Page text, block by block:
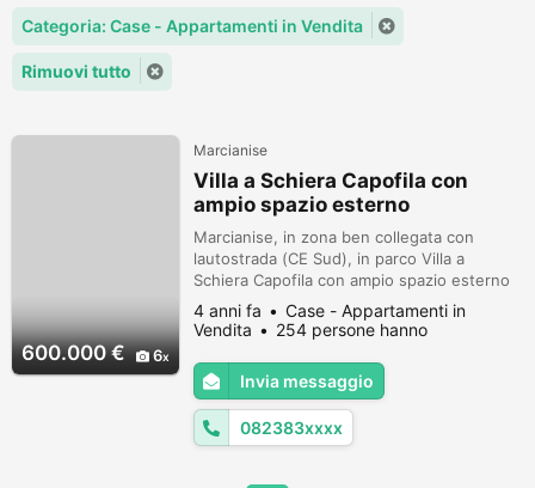
Categoria: Case - Appartamenti in Vendita
Rimuovi tutto
600.000 € 6
Marcianise
Villa a Schiera Capofila con
ampio spazio esterno
Marcianise, in zona ben collegata con
lautostrada (CE Sud), in parco Villa a
Schiera Capofila con ampio spazio esterno
realizzata su quattro livelli e composta da:
Piano rialzato: ampio salone, cucina ed un
bagno;Piano primo: tre camere da letto ed
un bagno;Piano mansardato: due camere ed
un bagno;Piano seminterrato: taverna e box
auto.Classe energetica G.Ri...
4 anni fa
Case - Appartamenti in
Vendita
254 persone hanno
Invia messaggio
082383xxxx